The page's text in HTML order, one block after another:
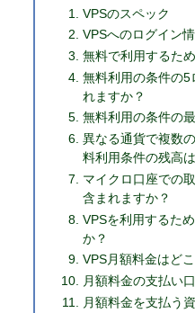
VPSのスペック
VPSへのログイン
無料で利用するた
無料利用の条件の5
れますか？
無料利用の条件の
異なる通貨で複数
料利用条件の残高
マイクロ口座での
含まれますか？
VPSを利用するた
か？
VPS月額料金はど
月額料金の支払い
月額料金を支払う